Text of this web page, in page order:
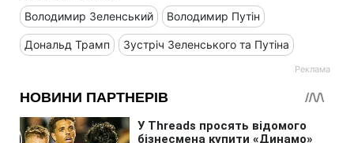
Володимир Зеленський Володимир Путін
Дональд Трамп Зустріч Зеленського та Путіна